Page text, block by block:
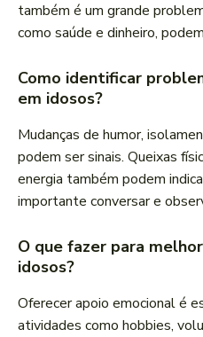
também é um grande
como saúde e dinheiro,
Como identificar
em idosos?
Mudanças de humor,
podem ser sinais. Queixas
energia também podem
importante conversar e
O que fazer para
idosos?
Oferecer apoio emocional é
atividades como hobbies,